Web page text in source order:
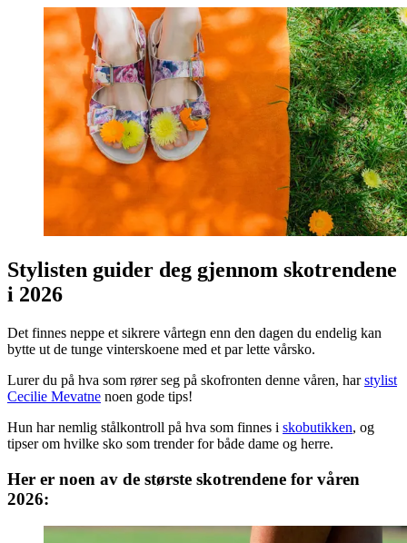
Stylisten guider deg gjennom skotrendene
i 2026
Det finnes neppe et sikrere vårtegn enn den dagen du endelig kan
bytte ut de tunge vinterskoene med et par lette vårsko.
Lurer du på hva som rører seg på skofronten denne våren, harstylist
Cecilie Mevatne noen gode tips!
Hun har nemlig stålkontroll på hva som finnes i skobutikken, og
tipser om hvilke sko som trender for både dame og herre.
Her er noen av de største skotrendene for våren
2026: